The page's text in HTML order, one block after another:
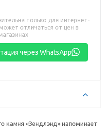
только для интернет-
отличаться от цен в
через WhatsApp
камня «Зендлэнд» напоминает